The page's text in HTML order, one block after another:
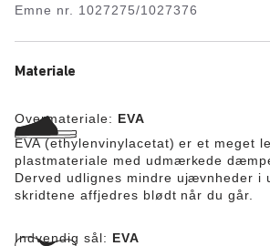
komfort, som du forventer af
Emne nr. 1027275/1027376
Materiale
Overmateriale: EVA
EVA (ethylenvinylacetat) er et meget
plastmateriale med udmærkede
Derved udlignes mindre ujævnheder i
skridtene affjedres blødt når du går.
Indvendig sål: EVA